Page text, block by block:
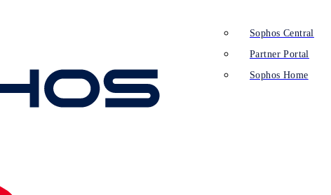
Sophos Central
Partner Portal
Sophos Home